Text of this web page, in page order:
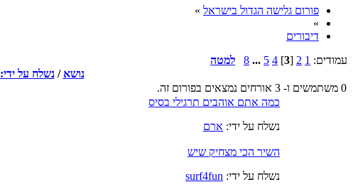
פורום גלישה הגדול בישראל »
»
דיבורים
עמודים: 1
2
[
3
]
4
5
...
8
למטה
נושא /נשלח על ידי:
0 משתמשים ו- 3 אורחים נמצאים בפורום זה.
כמה אתם אוהבים תרגילי בסיס
נשלח על ידי: ארם
השיר הכי מצחיק שיש
נשלח על ידי: surf4fun